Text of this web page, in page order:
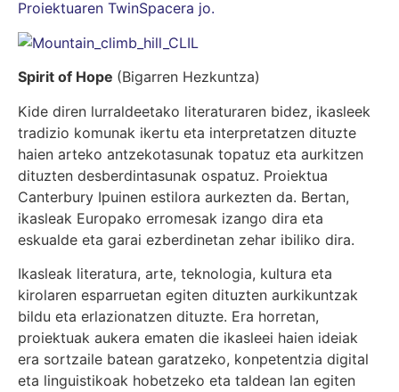
Proiektuaren TwinSpacera jo.
Spirit of Hope (Bigarren Hezkuntza)
Kide diren lurraldeetako literaturaren bidez, ikasleek
tradizio komunak ikertu eta interpretatzen dituzte
haien arteko antzekotasunak topatuz eta aurkitzen
dituzten desberdintasunak ospatuz. Proiektua
Canterbury Ipuinen estilora aurkezten da. Bertan,
ikasleak Europako erromesak izango dira eta
eskualde eta garai ezberdinetan zehar ibiliko dira.
Ikasleak literatura, arte, teknologia, kultura eta
kirolaren esparruetan egiten dituzten aurkikuntzak
bildu eta erlazionatzen dituzte. Era horretan,
proiektuak aukera ematen die ikasleei haien ideiak
era sortzaile batean garatzeko, konpetentzia digital
eta linguistikoak hobetzeko eta taldean lan egiten